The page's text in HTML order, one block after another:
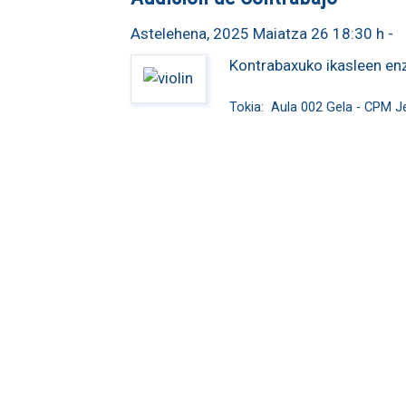
Astelehena, 2025 Maiatza 26 18:30 h -
Kontrabaxuko ikasleen
Tokia: Aula 002 Gela - CPM